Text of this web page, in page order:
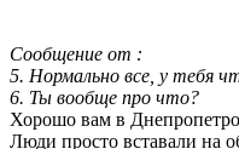
Сообщение от :
5. Нормально все, у тебя
6. Ты вообще про что?
Хорошо вам в
Люди просто вставали на